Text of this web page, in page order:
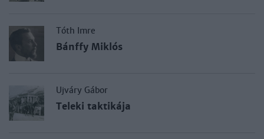
Tóth Imre
Bánffy Miklós
Ujváry Gábor
Teleki taktikája